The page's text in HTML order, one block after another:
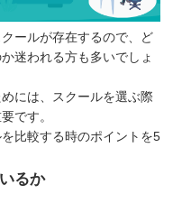
ールが存在するので、ど
迷われる方も多いでしょ
には、スクールを選ぶ際
です。
比較する時のポイントを5
るか